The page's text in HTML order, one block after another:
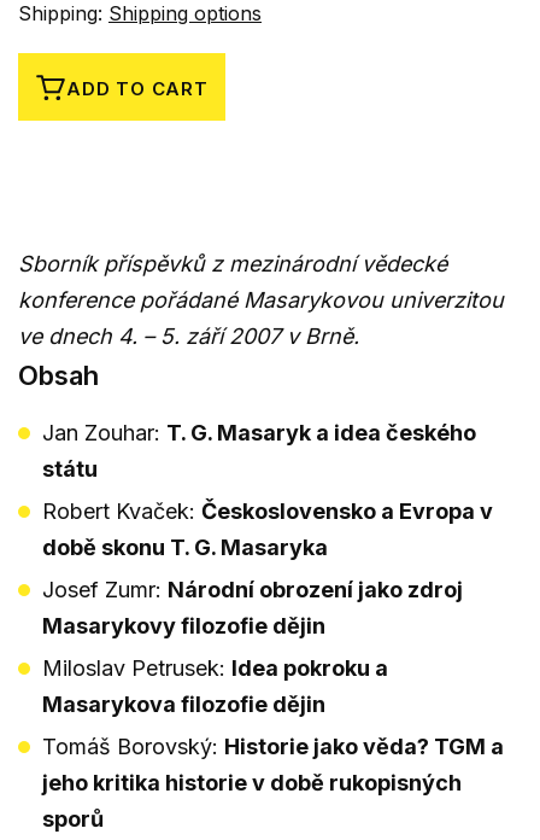
Shipping: Shipping options
ADD TO CART
Sborník příspěvků z mezinárodní vědecké
konference pořádané Masarykovou univerzitou
ve dnech 4. – 5. září 2007 v Brně.
Obsah
Jan Zouhar: T. G. Masaryk a idea českého
státu
Robert Kvaček: Československo a Evropa v
době skonu T. G. Masaryka
Josef Zumr: Národní obrození jako zdroj
Masarykovy filozofie dějin
Miloslav Petrusek: Idea pokroku a
Masarykova filozofie dějin
Tomáš Borovský: Historie jako věda? TGM a
jeho kritika historie v době rukopisných
sporů